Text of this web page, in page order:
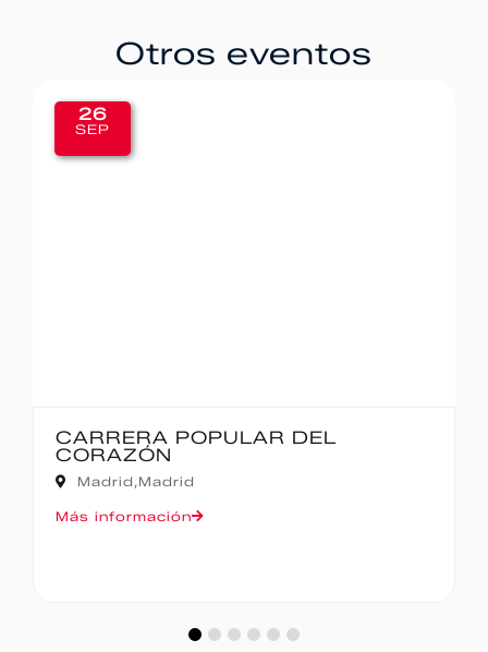
Otros eventos
26
SEP
CARRERA POPULAR DEL
CORAZÓN
Madrid,Madrid
Más información